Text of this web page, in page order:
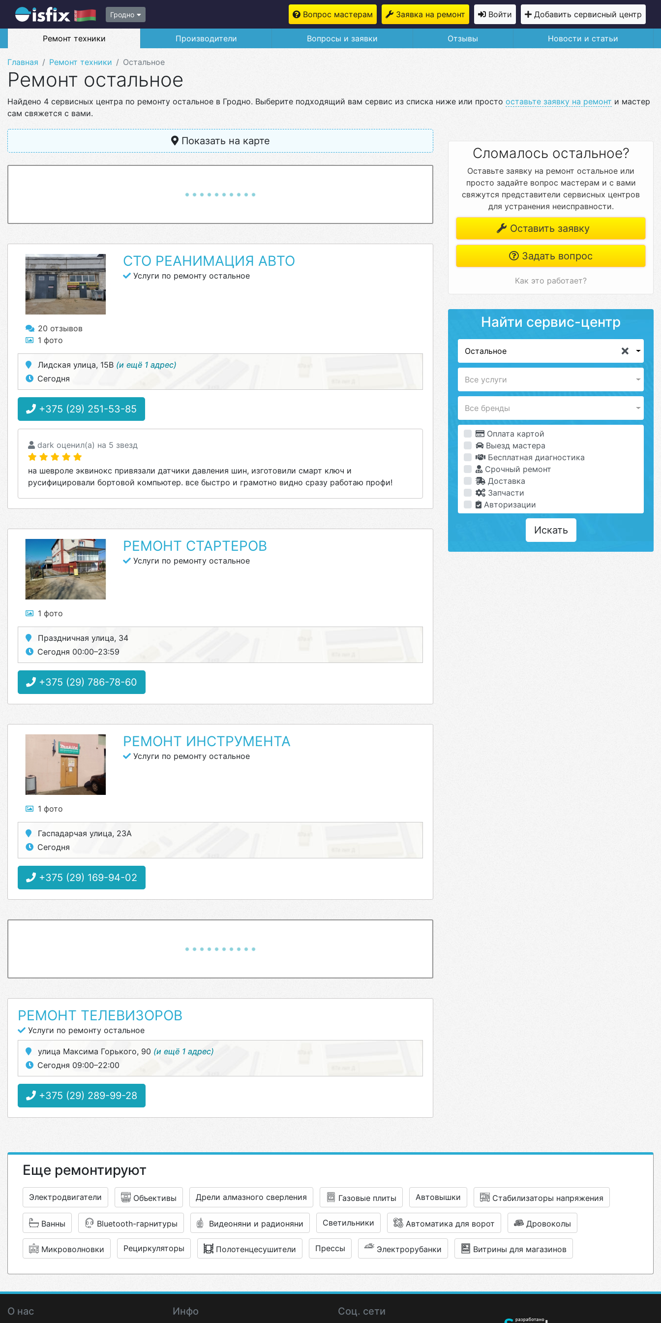
Гродно Вопрос мастерам Заявка на ремонт Войти Добавить сервисный центр
Ремонт техники Производители Вопросы и заявки Отзывы Новости и статьи
Главная Ремонт техники Остальное
Ремонт остальное
Найдено 4 сервисных центра по ремонту остальное в Гродно. Выберите подходящий вам сервис из списка ниже или просто оставьте заявку на ремонт и мастер
сам свяжется с вами.
Показать на карте
20 отзывов
1 фото
СТО РЕАНИМАЦИЯ АВТО
Услуги по ремонту остальное
Лидская улица, 15В (и ещё 1 адрес)
Сегодня
+375 (29) 251-53-85
dark оценил(а) на 5 звезд
на шевроле эквинокс привязали датчики давления шин, изготовили смарт ключ и
русифицировали бортовой компьютер. все быстро и грамотно видно сразу работаю профи!
1 фото
РЕМОНТ СТАРТЕРОВ
Услуги по ремонту остальное
Праздничная улица, 34
Сегодня 00:00–23:59
+375 (29) 786-78-60
1 фото
РЕМОНТ ИНСТРУМЕНТА
Услуги по ремонту остальное
Гаспадарчая улица, 23А
Сегодня
+375 (29) 169-94-02
РЕМОНТ ТЕЛЕВИЗОРОВ
Услуги по ремонту остальное
улица Максима Горького, 90 (и ещё 1 адрес)
Сегодня 09:00–22:00
+375 (29) 289-99-28
Сломалось остальное?
Оставьте заявку на ремонт остальное или
просто задайте вопрос мастерам и с вами
свяжутся представители сервисных центров
для устранения неисправности.
Оставить заявку
Задать вопрос
Как это работает?
Найти сервис-центр
Остальное
Все услуги
Все бренды
Оплата картой
Выезд мастера
Бесплатная диагностика
Срочный ремонт
Доставка
Запчасти
Авторизации
Искать
Еще ремонтируют
Электродвигатели Объективы Дрели алмазного сверления Газовые плиты Автовышки Стабилизаторы напряжения
Ванны Bluetooth-гарнитуры Видеоняни и радионяни Светильники Автоматика для ворот Дровоколы
Микроволновки Рециркуляторы Полотенцесушители Прессы Электрорубанки Витрины для магазинов
О нас Инфо Соц. сети